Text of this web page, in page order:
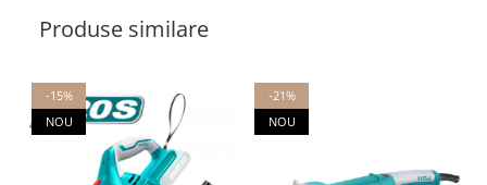
Produse similare
-15%
NOU
-21%
NOU